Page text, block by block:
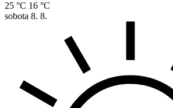
25 °C 16 °C
sobota 8. 8.